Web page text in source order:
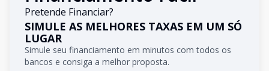
Pretende Financiar?
SIMULE AS MELHORES TAXAS EM UM SÓ
LUGAR
Simule seu financiamento em minutos com todos os
bancos e consiga a melhor proposta.